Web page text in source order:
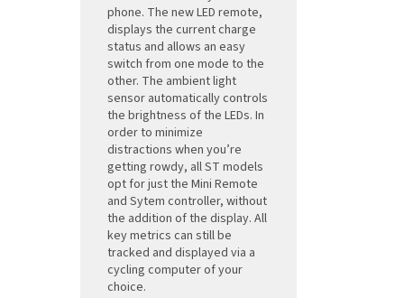
phone. The new LED remote,
displays the current charge
status and allows an easy
switch from one mode to the
other. The ambient light
sensor automatically controls
the brightness of the LEDs. In
order to minimize
distractions when you’re
getting rowdy, all ST models
opt for just the Mini Remote
and Sytem controller, without
the addition of the display. All
key metrics can still be
tracked and displayed via a
cycling computer of your
choice.